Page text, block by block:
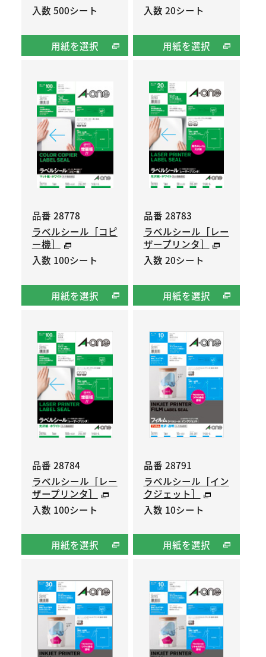
入数 500シート
用紙を選択
入数 20シート
用紙を選択
品番 28778
ラベルシール［コピ
ー機］
入数 100シート
用紙を選択
品番 28783
ラベルシール［レー
ザープリンタ］
入数 20シート
用紙を選択
品番 28784
ラベルシール［レー
ザープリンタ］
入数 100シート
用紙を選択
品番 28791
ラベルシール［イン
クジェット］
入数 10シート
用紙を選択